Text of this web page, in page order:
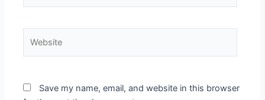
Save my name, email, and website in this browser